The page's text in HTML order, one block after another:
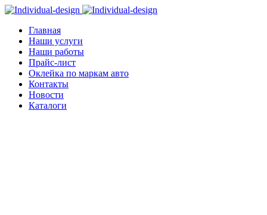
Главная
Наши услуги
Наши работы
Прайс-лист
Оклейка по маркам авто
Контакты
Новости
Каталоги